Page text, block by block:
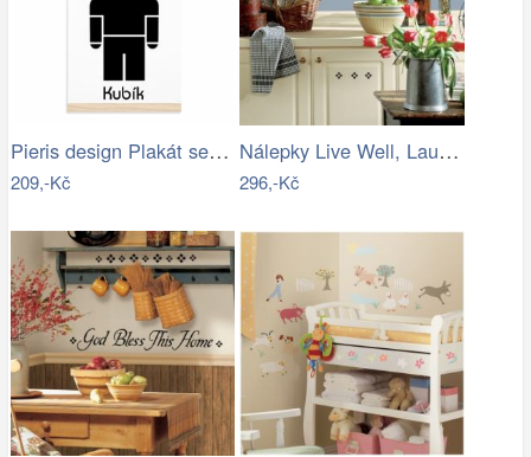
Pieris design Plakát se jménem Kosmonaut
209,-Kč
Nálepky Live Well, Laugh Often, Love…
296,-Kč